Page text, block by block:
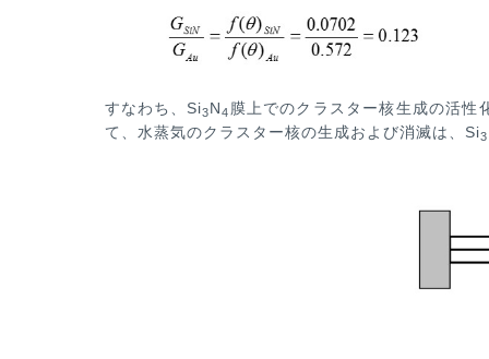
すなわち、Si3N 4 膜上でのクラスター核生成の活性
て、水蒸気のクラスター核の生成および消滅は、Si3